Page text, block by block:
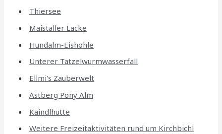
Thiersee
Maistaller Lacke
Hundalm-Eishöhle
Unterer Tatzelwurmwasserfall
Ellmi's Zauberwelt
Astberg Pony Alm
Kaindlhütte
Weitere Freizeitaktivitäten rund um Kirchbichl